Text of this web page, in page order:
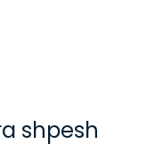
shpesh